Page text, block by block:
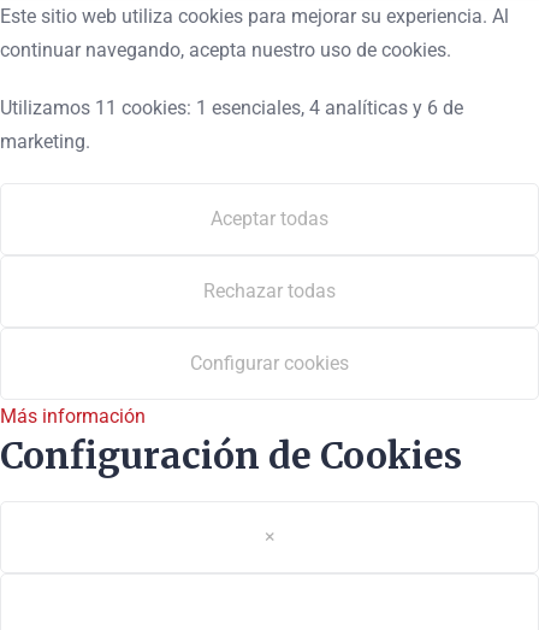
Este sitio web utiliza cookies para mejorar su experiencia. Al
continuar navegando, acepta nuestro uso de cookies.
Utilizamos 11 cookies: 1 esenciales, 4 analíticas y 6 de
marketing.
Aceptar todas
Rechazar todas
Configurar cookies
Más información
Configuración de Cookies
×